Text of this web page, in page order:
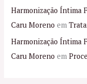
Harmonização Íntima
Caru Moreno em
Harmonização Íntima
Caru Moreno em